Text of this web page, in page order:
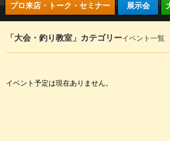
プロ来店・トーク・セミナー 展示会
「大会・釣り教室」カテゴリーイベント一覧
イベント予定は現在ありません。